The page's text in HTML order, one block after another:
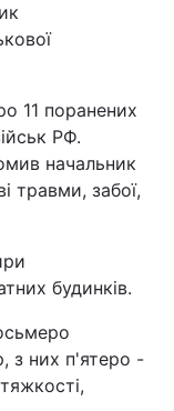
11 поранених
РФ.
начальник
травми, забої,
будинків.
з них п'ятеро -